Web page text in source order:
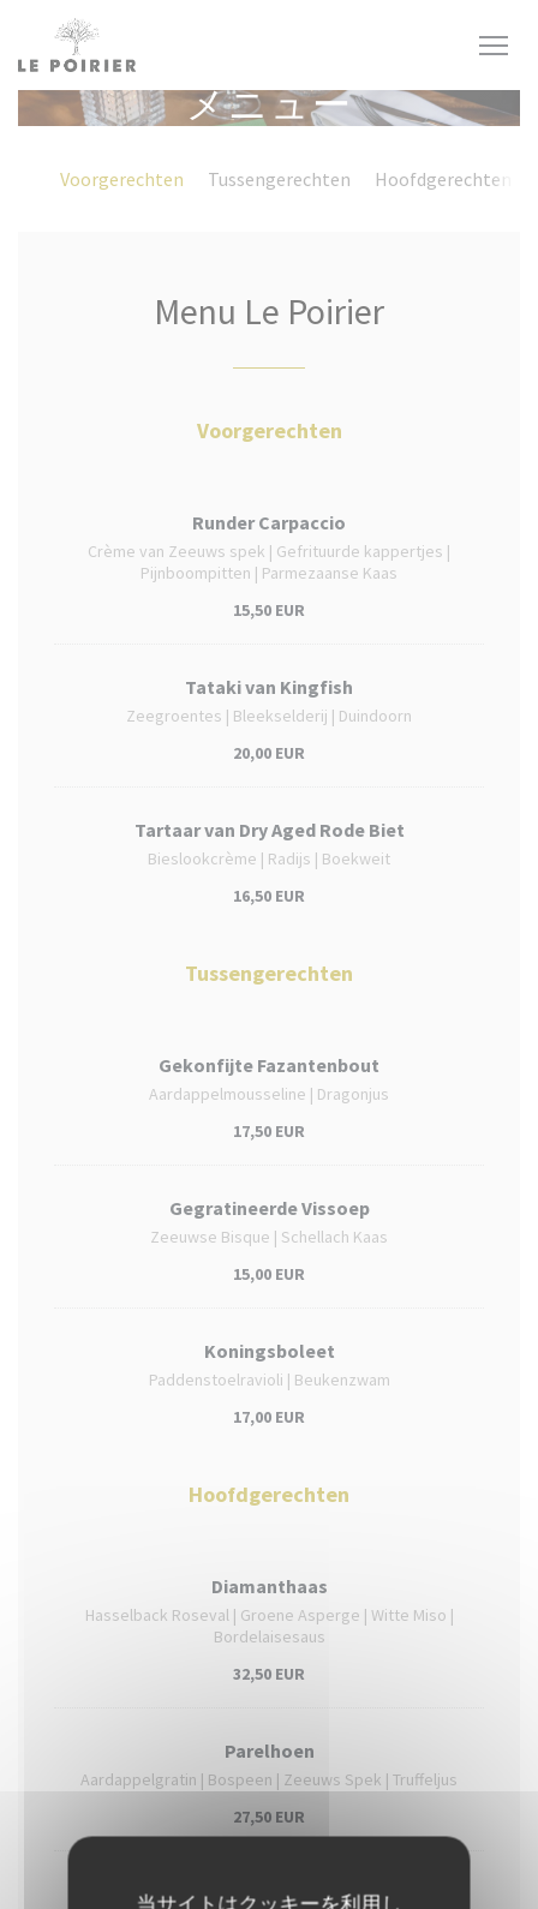
クッキー利用の管理について
当サイトはクッキーを利用し
メニュー
Voorgerechten Tussengerechten Hoofdgerechten
Menu Le Poirier
Voorgerechten
Runder Carpaccio
Crème van Zeeuws spek | Gefrituurde kappertjes |
Pijnboompitten | Parmezaanse Kaas
15,50 EUR
Tataki van Kingfish
Zeegroentes | Bleekselderij | Duindoorn
20,00 EUR
Tartaar van Dry Aged Rode Biet
Bieslookcrème | Radijs | Boekweit
16,50 EUR
Tussengerechten
Gekonfijte Fazantenbout
Aardappelmousseline | Dragonjus
17,50 EUR
Gegratineerde Vissoep
Zeeuwse Bisque | Schellach Kaas
15,00 EUR
Koningsboleet
Paddenstoelravioli | Beukenzwam
17,00 EUR
Hoofdgerechten
Diamanthaas
Hasselback Roseval | Groene Asperge | Witte Miso |
Bordelaisesaus
32,50 EUR
Parelhoen
Aardappelgratin | Bospeen | Zeeuws Spek | Truffeljus
27,50 EUR
Pieterman